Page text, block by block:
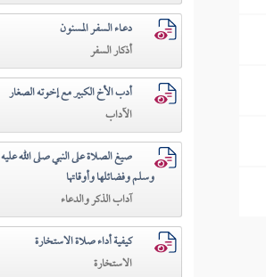
دعـاء السفـر المسنون
أذكار السفر
أدب الأخ الكبير مع إخوته الصغار
الآداب
صيغ الصلاة على النبي صلى الله عليه
وسلم وفضائلها وأوقاتها
آداب الذكر والدعاء
كيفية أداء صلاة الاستخارة
الاستخارة